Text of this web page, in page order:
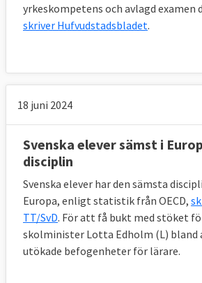
yrkeskompetens och avlagd examen
skriver Hufvudstadsbladet.
18 juni 2024
Svenska elever sämst i
disciplin
Svenska elever har den sämsta
Europa, enligt statistik från OECD,
TT/SvD. För att få bukt med stöket
skolminister Lotta Edholm (L) bland
utökade befogenheter för lärare.